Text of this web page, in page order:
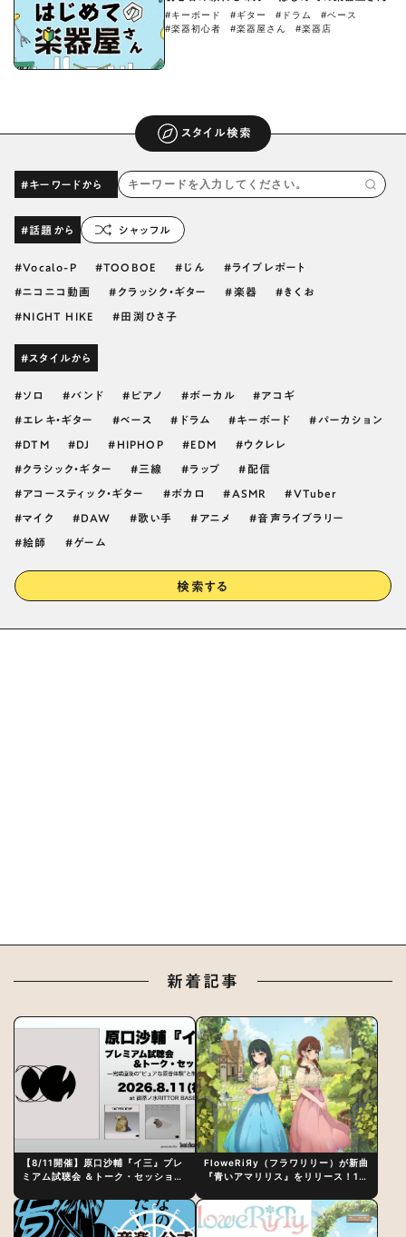
#キーボード #ギター #ドラム
#ベース
#楽器初心者
#楽器屋さん #楽器店
スタイル検索
#キーワードから
#話題から シャッフル
Vocalo-P TOOBOE じん ライブレポート
ニコニコ動画 クラッシク・ギター 楽器 きくお
NIGHT HIKE 田渕ひさ子
#スタイルから
ソロ バンド ピアノ ボーカル アコギ
エレキ・ギター ベース ドラム キーボード パーカション
DTM DJ HIPHOP EDM ウクレレ
クラシック・ギター 三線 ラップ 配信
アコースティック・ギター ボカロ ASMR VTuber
マイク DAW 歌い手 アニメ 音声ライブラリー
絵師 ゲーム
検索する
新着記事
【8/11開催】原口沙輔『イ三』プレ
ミアム試聴会 ＆トーク・セッション
制作秘話
FloweRiЯy（フラワリリー）が新曲
『青いアマリリス』をリリース！1st